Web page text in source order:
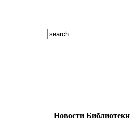
Новости Библиотеки